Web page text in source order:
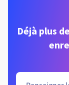
Déjà plus